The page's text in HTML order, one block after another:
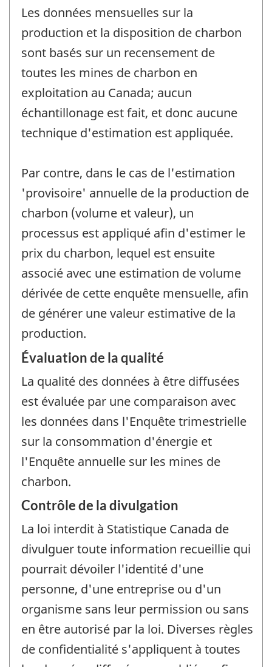
Les données mensuelles sur la
production et la disposition de charbon
sont basés sur un recensement de
toutes les mines de charbon en
exploitation au Canada; aucun
échantillonage est fait, et donc aucune
technique d'estimation est appliquée.
Par contre, dans le cas de l'estimation
'provisoire' annuelle de la production de
charbon (volume et valeur), un
processus est appliqué afin d'estimer le
prix du charbon, lequel est ensuite
associé avec une estimation de volume
dérivée de cette enquête mensuelle, afin
de générer une valeur estimative de la
production.
Évaluation de la qualité
La qualité des données à être diffusées
est évaluée par une comparaison avec
les données dans l'Enquête trimestrielle
sur la consommation d'énergie et
l'Enquête annuelle sur les mines de
charbon.
Contrôle de la divulgation
La loi interdit à Statistique Canada de
divulguer toute information recueillie qui
pourrait dévoiler l'identité d'une
personne, d'une entreprise ou d'un
organisme sans leur permission ou sans
en être autorisé par la loi. Diverses règles
de confidentialité s'appliquent à toutes